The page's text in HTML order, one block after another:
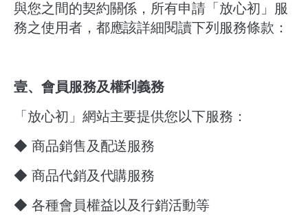
與您之間的契約關係，所有申請「放心初」服
務之使用者，都應該詳細閱讀下列服務條款：
壹、會員服務及權利義務
「放心初」網站主要提供您以下服務：
◆ 商品銷售及配送服務
◆ 商品代銷及代購服務
◆ 各種會員權益以及行銷活動等